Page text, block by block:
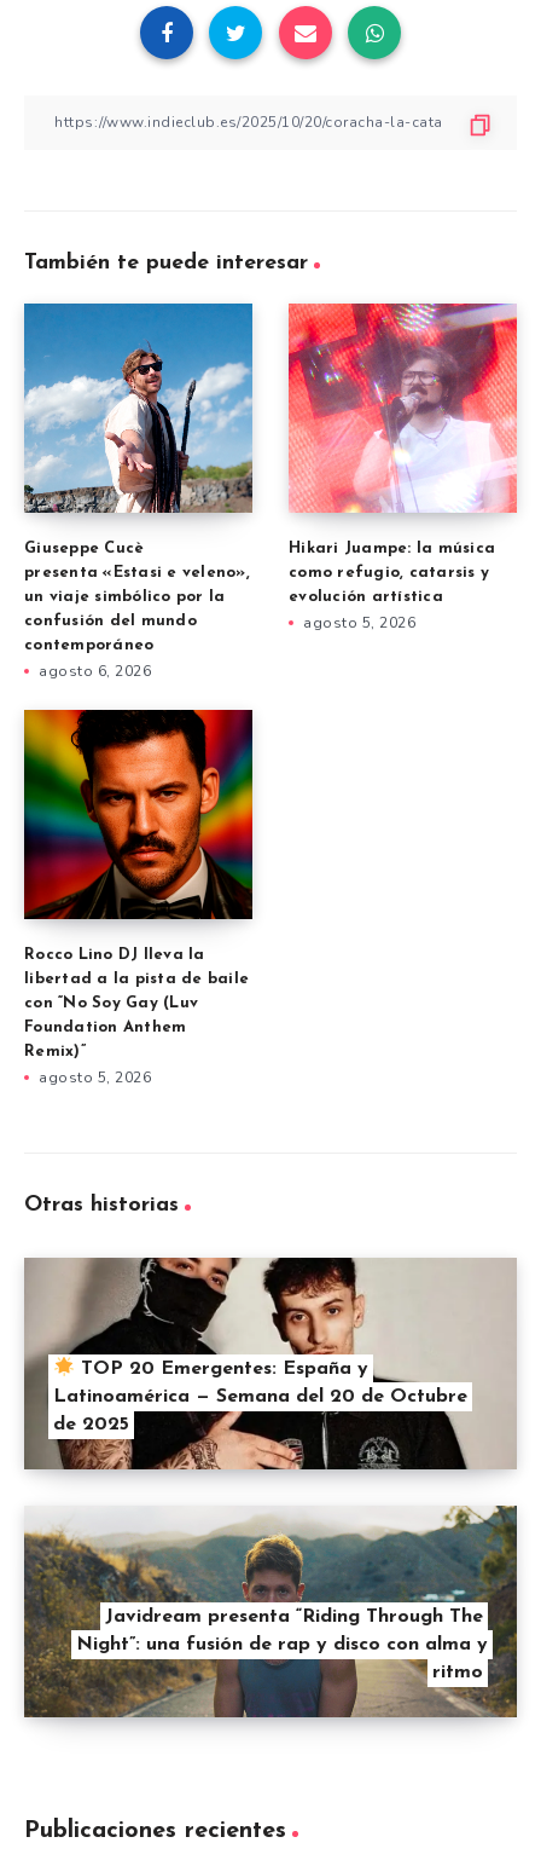
También te puede interesar
Giuseppe Cucè
presenta «Estasi e veleno»,
un viaje simbólico por la
confusión del mundo
contemporáneo
agosto 6, 2026
Hikari Juampe: la música
como refugio, catarsis y
evolución artística
agosto 5, 2026
Rocco Lino DJ lleva la
libertad a la pista de baile
con “No Soy Gay (Luv
Foundation Anthem
Remix)”
agosto 5, 2026
Otras historias
TOP 20 Emergentes: España y
Latinoamérica — Semana del 20 de Octubre
de 2025
Javidream presenta “Riding Through The
Night”: una fusión de rap y disco con alma y
ritmo
Publicaciones recientes